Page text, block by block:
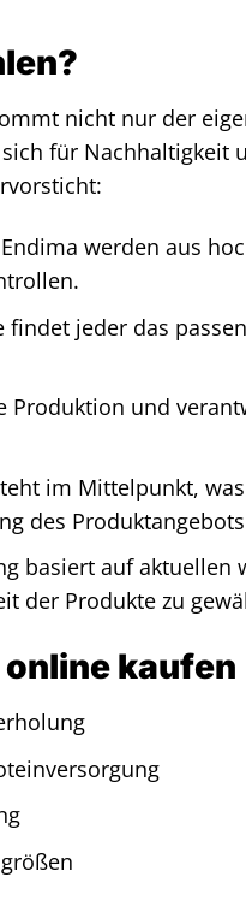
nicht nur der
für Nachhaltigkeit
werden aus
jeder das
Produktion und
im Mittelpunkt,
des
basiert auf aktuellen
der Produkte zu
kaufen